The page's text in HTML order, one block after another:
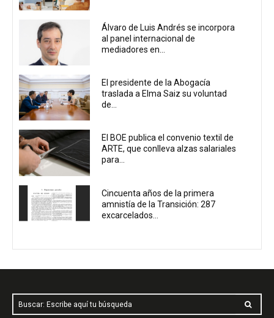
Álvaro de Luis Andrés se incorpora
al panel internacional de
mediadores en...
El presidente de la Abogacía
traslada a Elma Saiz su voluntad
de...
El BOE publica el convenio textil de
ARTE, que conlleva alzas salariales
para...
Cincuenta años de la primera
amnistía de la Transición: 287
excarcelados...
Buscar: Escribe aquí tu búsqueda